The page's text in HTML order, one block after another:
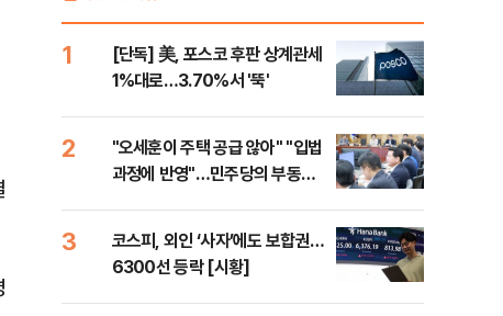
1
[단독] 美, 포스코 후판 상계관세
1%대로…3.70%서 '뚝'
2
"오세훈이 주택 공급 않아" "입법
과정에 반영"…민주당의 부동산
3
코스피, 외인 ‘사자’에도 보합권…
6300선 등락 [시황]